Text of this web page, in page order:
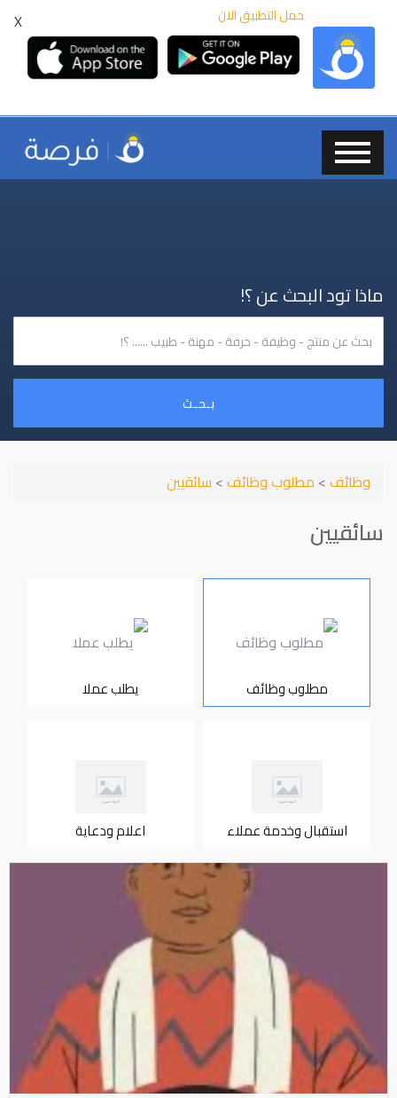
X حمل التطبيق الان
ماذا تود البحث عن ؟!
بـحـث
وظائف> مطلوب وظائف> سائقيين
سائقيين
مطلوب وظائف يطلب عملا
استقبال وخدمة عملاء اعلام ودعاية